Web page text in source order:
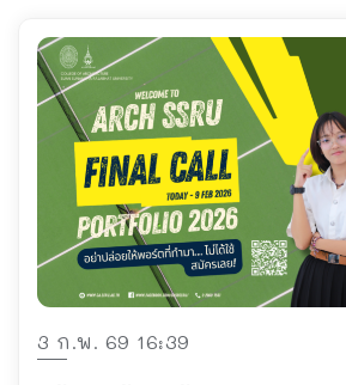
3 ก.พ. 69 16:39